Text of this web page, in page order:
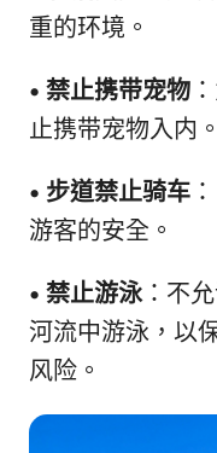
重的环境。
• 禁止携带宠物
止携带宠物入内。
• 步道禁止骑车
游客的安全。
• 禁止游泳：不
河流中游泳，以
风险。